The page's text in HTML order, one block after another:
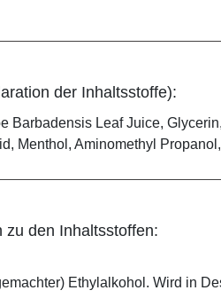
der Inhaltsstoffe):
Barbadensis Leaf Juice,
Menthol, Aminomethyl
zu den Inhaltsstoffen:
Ethylalkohol. Wird in